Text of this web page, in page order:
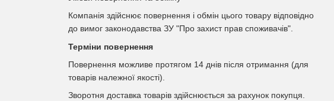
Компанія здійснює повернення і обмін цього товару відповідно
до вимог законодавства ЗУ "Про захист прав споживачів".
Терміни повернення
Повернення можливе протягом 14 днів після отримання (для
товарів належної якості).
Зворотня доставка товарів здійснюється за рахунок покупця.